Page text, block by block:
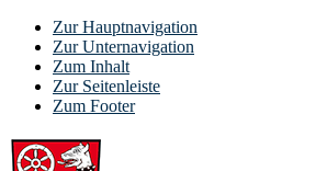
Zur Hauptnavigation
Zur Unternavigation
Zum Inhalt
Zur Seitenleiste
Zum Footer